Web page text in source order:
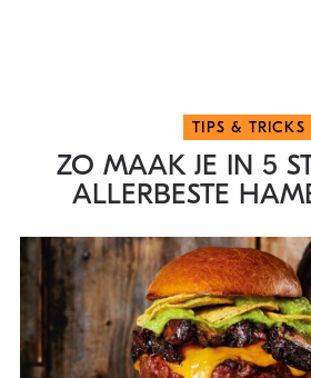
TIPS & TRICKS
ZO MAAK JE IN 5
ALLERBESTE